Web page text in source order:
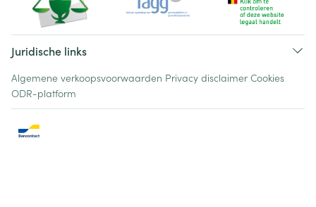
Juridische links
Algemene verkoopsvoorwaarden Privacy disclaimer Cookies
ODR-platform